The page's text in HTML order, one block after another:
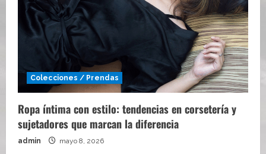
Colecciones / Prendas
Ropa íntima con estilo: tendencias en corsetería y
sujetadores que marcan la diferencia
admin mayo 8, 2026